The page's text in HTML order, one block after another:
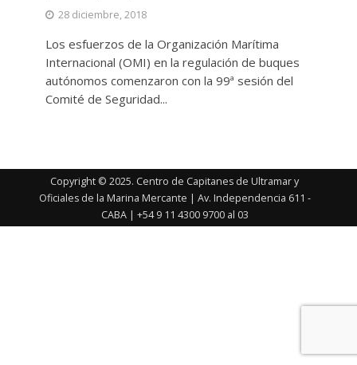
28 diciembre, 2018
Los esfuerzos de la Organización Marítima
Internacional (OMI) en la regulación de buques
autónomos comenzaron con la 99ª sesión del
Comité de Seguridad...
Copyright © 2025. Centro de Capitanes de Ultramar y
Oficiales de la Marina Mercante | Av. Independencia 611 -
CABA | +54 9 11 4300 9700 al 03